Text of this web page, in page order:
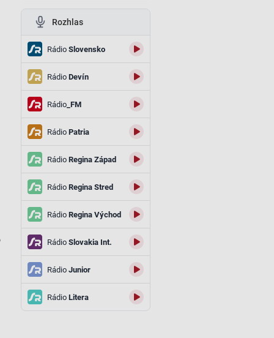
Rozhlas
RádioSlovensko
RádioDevín
Rádio_FM
RádioPatria
RádioRegina Západ
RádioRegina Stred
RádioRegina Východ
RádioSlovakia Int.
RádioJunior
RádioLitera